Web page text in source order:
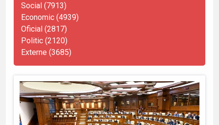
Social (7913)
Economic (4939)
Oficial (2817)
Politic (2120)
Externe (3685)